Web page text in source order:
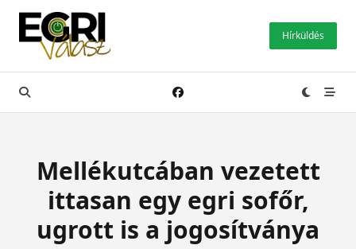
Skip
content
Hírküldés
Mellékutcában vezetett
ittasan egy egri sofőr,
ugrott is a jogosítványa